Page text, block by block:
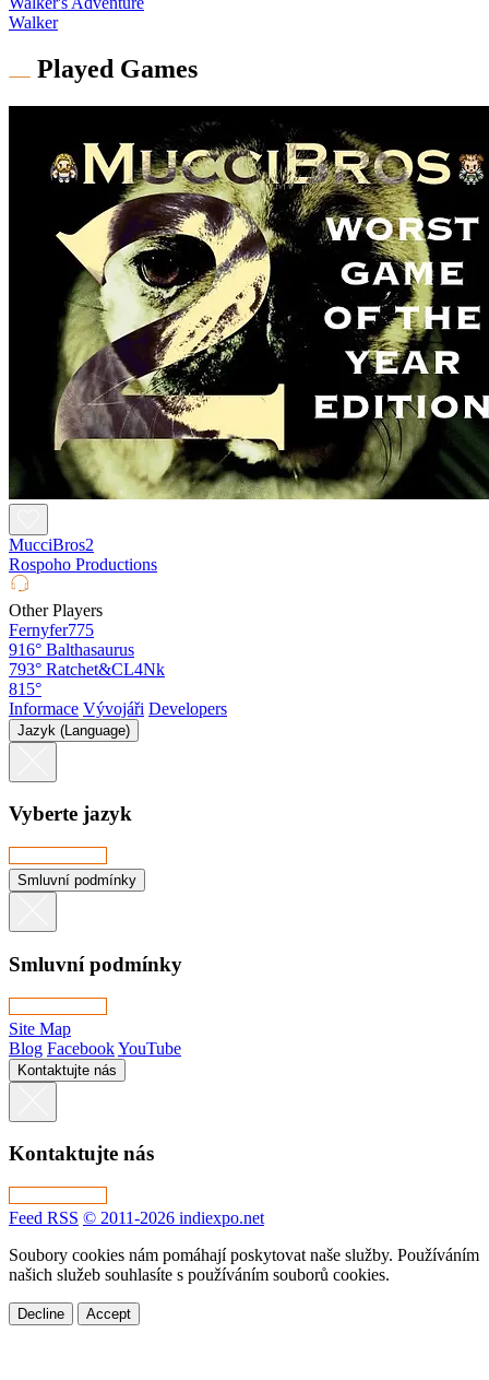
Walker
Played Games
MucciBros2
Rospoho Productions
Other Players
Fernyfer775
916° Balthasaurus
793° Ratchet&CL4Nk
815°
Informace Vývojáři Developers
Jazyk (Language)
Vyberte jazyk
Smluvní podmínky
Smluvní podmínky
Site Map
Blog FacebookYouTube
Kontaktujte nás
Kontaktujte nás
Feed RSS © 2011-2026 indiexpo.net
Soubory cookies nám pomáhají poskytovat naše služby. Používáním
našich služeb souhlasíte s používáním souborů cookies.
Decline Accept